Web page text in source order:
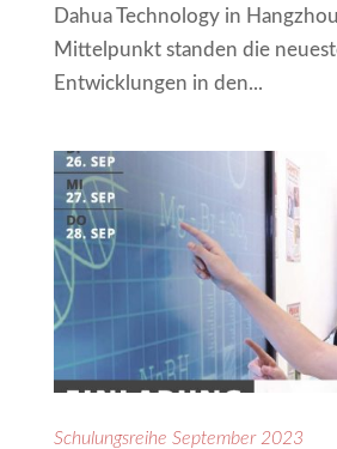
Dahua Technology in
Mittelpunkt standen die
Entwicklungen in den...
Schulungsreihe September 2023